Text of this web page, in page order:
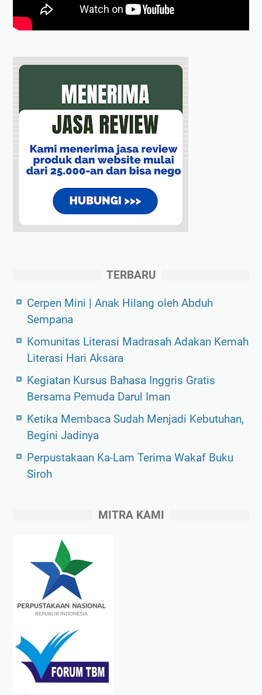
TERBARU
Cerpen Mini | Anak Hilang oleh Abduh
Sempana
Komunitas Literasi Madrasah Adakan Kemah
Literasi Hari Aksara
Kegiatan Kursus Bahasa Inggris Gratis
Bersama Pemuda Darul Iman
Ketika Membaca Sudah Menjadi Kebutuhan,
Begini Jadinya
Perpustakaan Ka-Lam Terima Wakaf Buku
Siroh
MITRA KAMI